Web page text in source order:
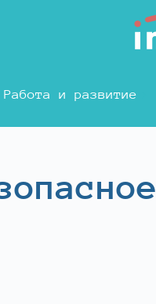
Работа и развитие